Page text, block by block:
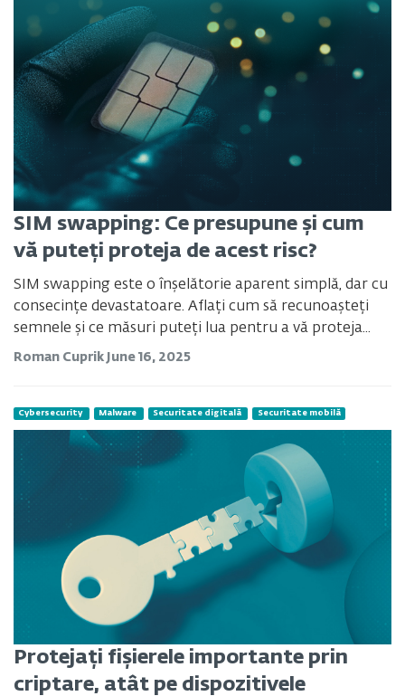
SIM swapping: Ce presupune și cum
vă puteți proteja de acest risc?
SIM swapping este o înșelătorie aparent simplă, dar cu
consecințe devastatoare. Aflați cum să recunoașteți
semnele și ce măsuri puteți lua pentru a vă proteja...
Roman Cuprik June 16, 2025
Cybersecurity Malware Securitate digitală Securitate mobilă
Protejați fișierele importante prin
criptare, atât pe dispozitivele